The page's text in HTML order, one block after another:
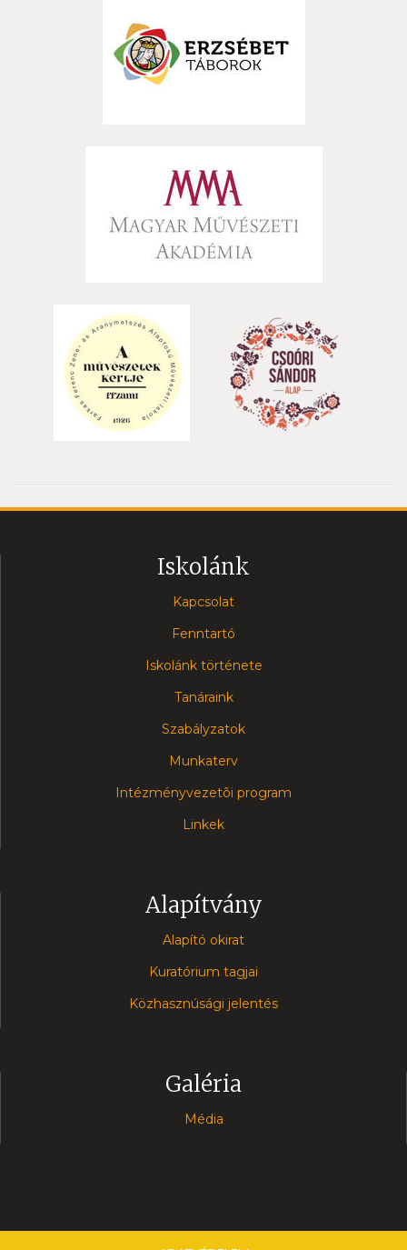
Iskolánk
Kapcsolat
Fenntartó
Iskolánk története
Tanáraink
Szabályzatok
Munkaterv
Intézményvezetõi program
Linkek
Alapítvány
Alapító okirat
Kuratórium tagjai
Közhasznúsági jelentés
Galéria
Média